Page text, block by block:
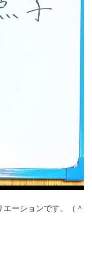
ーションです。（＾